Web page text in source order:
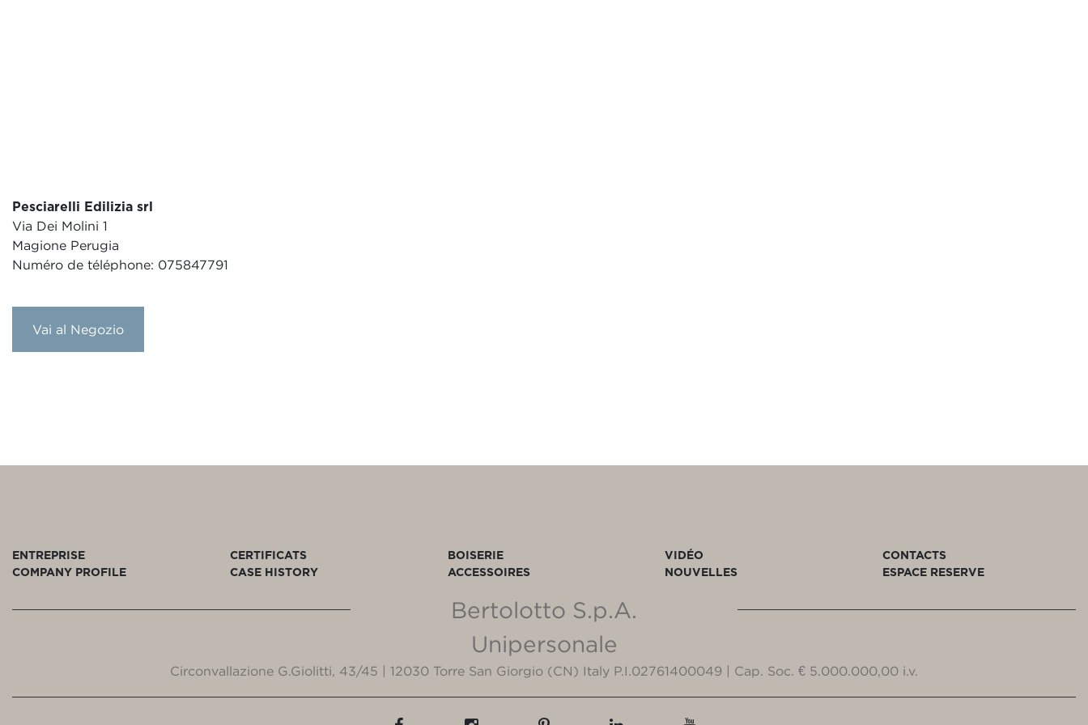
Pesciarelli Edilizia srl
Via Dei Molini 1
Magione Perugia
Numéro de téléphone: 075847791
Vai al Negozio
ENTREPRISE
COMPANY PROFILE
CERTIFICATS
CASE HISTORY
BOISERIE
ACCESSOIRES
VIDÉO
NOUVELLES
CONTACTS
ESPACE RESERVE
Bertolotto S.p.A.
Unipersonale
Circonvallazione G.Giolitti, 43/45 | 12030 Torre San Giorgio (CN) Italy P.I.02761400049 | Cap. Soc. € 5.000.000,00 i.v.